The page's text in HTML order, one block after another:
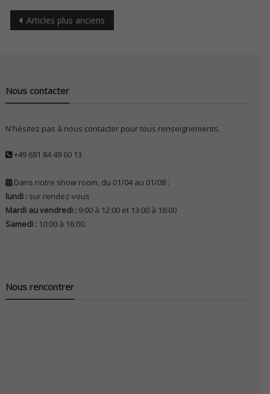
Navigation
Articles plus anciens
Nous contacter
N'hésitez pas à nous contacter pour tous renseignements.
+49 681 84 49 60 13
Dans notre show room, du 01/04 au 01/08 :
lundi : sur rendez-vous
Mardi au vendredi : 9:00 à 12:00 et 13:00 à 18:00
Samedi : 10:00 à 16:00.
Nous rencontrer